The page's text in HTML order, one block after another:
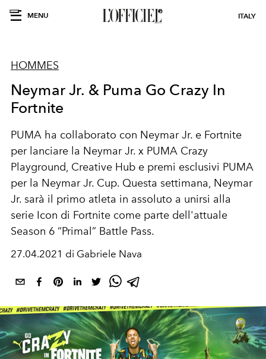
MENU ITALY
HOMMES
Neymar Jr. & Puma Go Crazy In
Fortnite
PUMA ha collaborato con Neymar Jr. e Fortnite
per lanciare la Neymar Jr. x PUMA Crazy
Playground, Creative Hub e premi esclusivi PUMA
per la Neymar Jr. Cup. Questa settimana, Neymar
Jr. sarà il primo atleta in assoluto a unirsi alla
serie Icon di Fortnite come parte dell'attuale
Season 6 “Primal” Battle Pass.
27.04.2021 di Gabriele Nava